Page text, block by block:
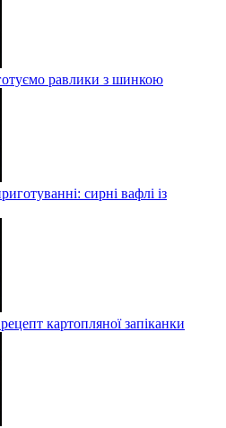
равлики з шинкою
сирні вафлі із
картопляної запіканки